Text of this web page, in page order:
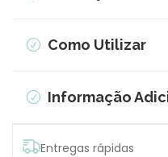
Como Utilizar
Informação
Entregas rápidas